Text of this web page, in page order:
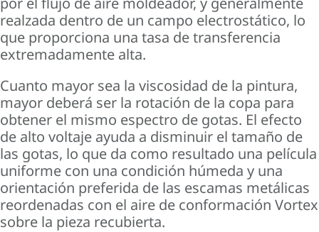
realzada dentro de un campo electrostático, lo
que proporciona una tasa de transferencia
extremadamente alta.
Cuanto mayor sea la viscosidad de la pintura,
mayor deberá ser la rotación de la copa para
obtener el mismo espectro de gotas. El efecto
de alto voltaje ayuda a disminuir el tamaño de
las gotas, lo que da como resultado una película
uniforme con una condición húmeda y una
orientación preferida de las escamas metálicas
reordenadas con el aire de conformación Vortex
sobre la pieza recubierta.